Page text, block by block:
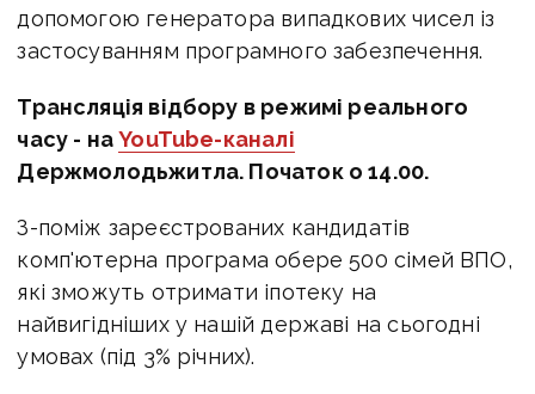
допомогою генератора випадкових чисел із
застосуванням програмного забезпечення.
Трансляція відбору в режимі реального
часу - наYouTube-каналі
Держмолодьжитла. Початок о 14.00.
З-поміж зареєстрованих кандидатів
комп'ютерна програма обере 500 сімей ВПО,
які зможуть отримати іпотеку на
найвигідніших у нашій державі на сьогодні
умовах (під 3% річних).